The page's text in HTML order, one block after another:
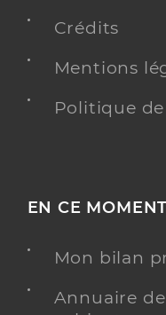
Crédits
Mentions
Politique
EN CE MOMENT
Mon bilan
Annuaire